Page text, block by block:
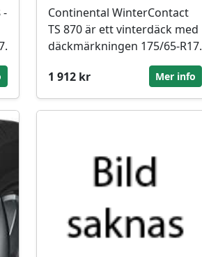
-
Continental WinterContact
TS 870 är ett vinterdäck med
däckmärkningen 175/65-R17.
1 912 kr
Mer info